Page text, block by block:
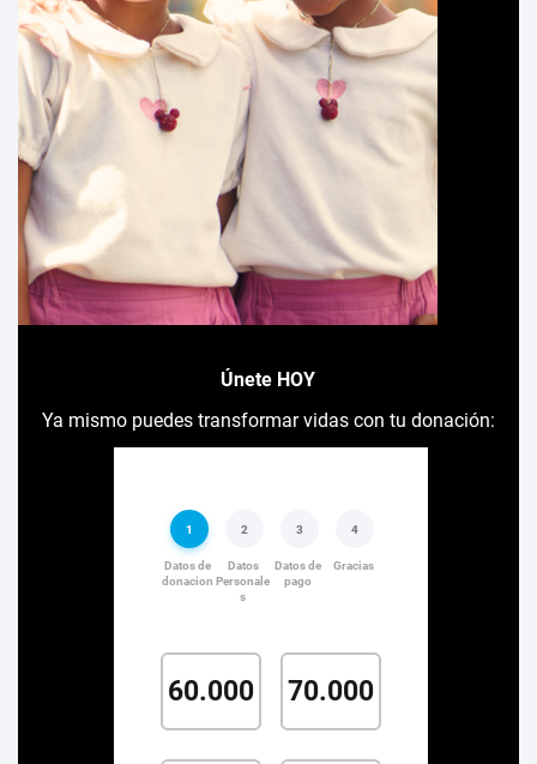
Únete HOY
Ya mismo puedes transformar vidas con tu donación: